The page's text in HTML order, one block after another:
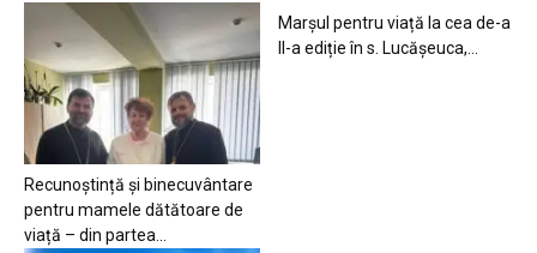
Recunoștință și binecuvântare
pentru mamele dătătoare de
viață – din partea...
Marșul pentru viață la cea de-a
II-a ediție în s. Lucășeuca,...